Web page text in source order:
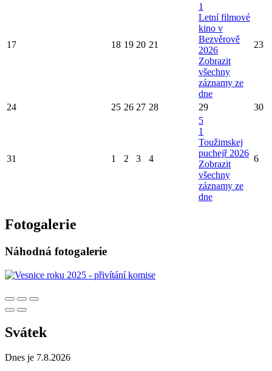
17 18 19 20 21
1
Letní filmové
kino v
Bezvěrově
2026
Zobrazit
všechny
záznamy ze
dne
23
24 25 26 27 28 29 30
31 1 2 3 4
5
1
Toužimskej
puchejř 2026
Zobrazit
všechny
záznamy ze
dne
6
Fotogalerie
Náhodná fotogalerie
Svátek
Dnes je 7.8.2026